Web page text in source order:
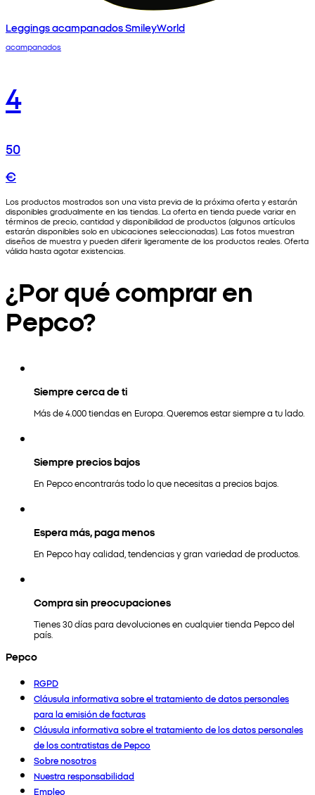
Leggings acampanados SmileyWorld
acampanados
4
50
€
Los productos mostrados son una vista previa de la próxima oferta y estarán
disponibles gradualmente en las tiendas. La oferta en tienda puede variar en
términos de precio, cantidad y disponibilidad de productos (algunos artículos
estarán disponibles solo en ubicaciones seleccionadas). Las fotos muestran
diseños de muestra y pueden diferir ligeramente de los productos reales. Oferta
válida hasta agotar existencias.
¿Por qué comprar en
Pepco?
Siempre cerca de ti
Más de 4.000 tiendas en Europa. Queremos estar siempre a tu lado.
Siempre precios bajos
En Pepco encontrarás todo lo que necesitas a precios bajos.
Espera más, paga menos
En Pepco hay calidad, tendencias y gran variedad de productos.
Compra sin preocupaciones
Tienes 30 días para devoluciones en cualquier tienda Pepco del
país.
Pepco
RGPD
Cláusula informativa sobre el tratamiento de datos personales
para la emisión de facturas
Cláusula informativa sobre el tratamiento de los datos personales
de los contratistas de Pepco
Sobre nosotros
Nuestra responsabilidad
Empleo